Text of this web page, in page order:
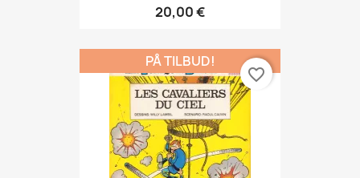
20,00 €
PÅ TILBUD!
favorite_border